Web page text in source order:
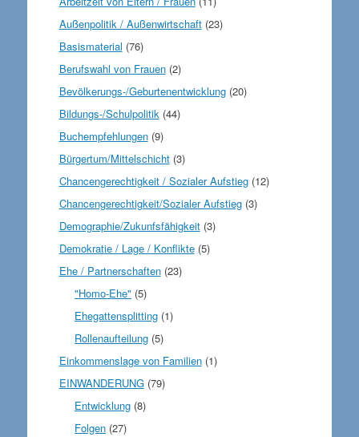
Außenpolitik / Außenwirtschaft(23)
Basismaterial (76)
Berufswahl von Frauen(2)
Bevölkerungs-/Geburtenentwicklung(20)
Bildungs-/Schulpolitik(44)
Buchempfehlungen(9)
Bürgertum/Mittelschicht(3)
Chancengerechtigkeit / Sozialer Aufstieg(12)
Chancengerechtigkeit/Sozialer Aufstieg(3)
Demographie/Zukunfsfähigkeit(3)
Demokratie / Lage / Konflikte(5)
Ehe / Partnerschaften(23)
"Homo-Ehe" (5)
Ehegattensplitting (1)
Rollenaufteilung (5)
Einkommenslage von Familien(1)
EINWANDERUNG(79)
Entwicklung (8)
Folgen (27)